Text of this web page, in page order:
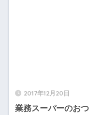
2017年12月20日
業務スーパーのお